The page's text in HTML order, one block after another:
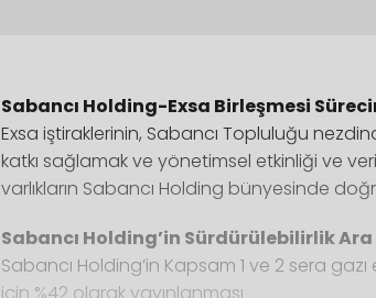
Sabancı Holding-Exsa Birleşmesi
Exsa iştiraklerinin, Sabancı Topluluğu
katkı sağlamak ve yönetimsel etkinliği ve
varlıkların Sabancı Holding bünyesinde
Sabancı Holding’in Sürdürülebilirlik
Sabancı Holding’in Kapsam 1 ve 2 sera